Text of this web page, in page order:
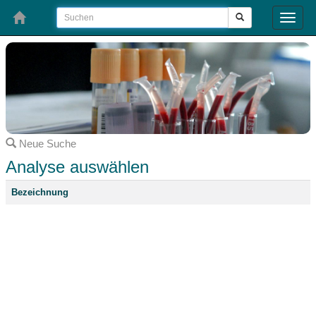
Toggle
Neue Suche
Analyse auswählen
Bezeichnung